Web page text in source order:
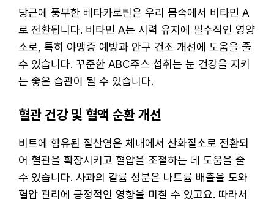
당근에 풍부한 베타카로틴은 우리 몸속에서 비타민 A
로 전환됩니다. 비타민 A는 시력 유지에 필수적인 영양
소로, 특히 야맹증 예방과 안구 건조 개선에 도움을 줄
수 있습니다. 꾸준한 ABC주스 섭취는 눈 건강을 지키
는 좋은 습관이 될 수 있습니다.
혈관 건강 및 혈액 순환 개선
비트에 함유된 질산염은 체내에서 산화질소로 전환되
어 혈관을 확장시키고 혈압을 조절하는 데 도움을 줄
수 있습니다. 사과의 칼륨 성분은 나트륨 배출을 도와
혈압 관리에 긍정적인 영향을 미칠 수 있고요. 따라서